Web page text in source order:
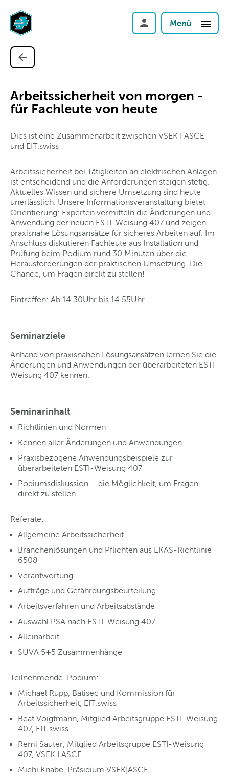
Menü
Arbeitssicherheit von morgen -
für Fachleute von heute
Dies ist eine Zusammenarbeit zwischen VSEK I ASCE
und EIT.swiss
Arbeitssicherheit bei Tätigkeiten an elektrischen Anlagen
ist entscheidend und die Anforderungen steigen stetig.
Aktuelles Wissen und sichere Umsetzung sind heute
unerlässlich. Unsere Informationsveranstaltung bietet
Orientierung: Experten vermitteln die Änderungen und
Anwendung der neuen ESTI-Weisung 407 und zeigen
praxisnahe Lösungsansätze für sicheres Arbeiten auf. Im
Anschluss diskutieren Fachleute aus Installation und
Prüfung beim Podium rund 30 Minuten über die
Herausforderungen der praktischen Umsetzung. Die
Chance, um Fragen direkt zu stellen!
Eintreffen: Ab 14.30Uhr bis 14.55Uhr
Seminarziele
Anhand von praxisnahen Lösungsansätzen lernen Sie die
Änderungen und Anwendungen der überarbeiteten ESTI-
Weisung 407 kennen.
Seminarinhalt
Richtlinien und Normen
Kennen aller Änderungen und Anwendungen
Praxisbezogene Anwendungsbeispiele zur
überarbeiteten ESTI-Weisung 407
Podiumsdiskussion – die Möglichkeit, um Fragen
direkt zu stellen
Referate:
Allgemeine Arbeitssicherheit
Branchenlösungen und Pflichten aus EKAS-Richtlinie
6508
Verantwortung
Aufträge und Gefährdungsbeurteilung
Arbeitsverfahren und Arbeitsabstände
Auswahl PSA nach ESTI-Weisung 407
Alleinarbeit
SUVA 5+5 Zusammenhänge
Teilnehmende-Podium:
Michael Rupp, Batisec und Kommission für
Arbeitssicherheit, EIT.swiss
Beat Voigtmann, Mitglied Arbeitsgruppe ESTI-Weisung
407, EIT.swiss
Remi Sauter, Mitglied Arbeitsgruppe ESTI-Weisung
407, VSEK I ASCE
Michi Knabe, Präsidium VSEK|ASCE